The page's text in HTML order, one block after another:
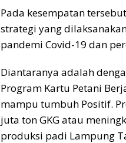
Pada kesempatan
strategi yang
pandemi Covid-19 dan
Diantaranya adalah
Program Kartu Petani
mampu tumbuh Positif.
juta ton GKG atau
produksi padi Lampung